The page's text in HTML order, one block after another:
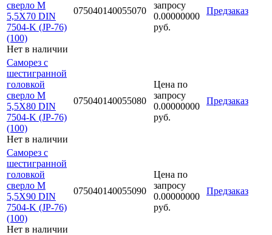
сверло М
5,5Х70 DIN
7504-K (JP-76)
(100)
Нет в наличии
075040140055070
запросу
0.00000000
руб.
Предзаказ
Саморез с
шестигранной
головкой
сверло М
5,5Х80 DIN
7504-K (JP-76)
(100)
Нет в наличии
075040140055080
Цена по
запросу
0.00000000
руб.
Предзаказ
Саморез с
шестигранной
головкой
сверло М
5,5Х90 DIN
7504-K (JP-76)
(100)
Нет в наличии
075040140055090
Цена по
запросу
0.00000000
руб.
Предзаказ